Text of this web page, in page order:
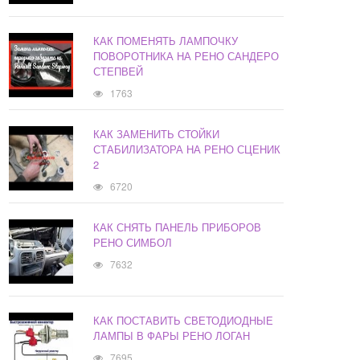
КАК ПОМЕНЯТЬ ЛАМПОЧКУ
ПОВОРОТНИКА НА РЕНО САНДЕРО
СТЕПВЕЙ
1763
КАК ЗАМЕНИТЬ СТОЙКИ
СТАБИЛИЗАТОРА НА РЕНО СЦЕНИК
2
6720
КАК СНЯТЬ ПАНЕЛЬ ПРИБОРОВ
РЕНО СИМБОЛ
7632
КАК ПОСТАВИТЬ СВЕТОДИОДНЫЕ
ЛАМПЫ В ФАРЫ РЕНО ЛОГАН